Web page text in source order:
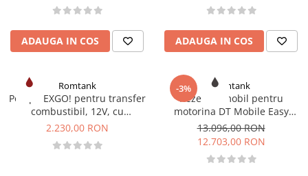
ADAUGA IN COS ADAUGA IN COS
Romtank
Pompa EXGO! pentru transfer
combustibil, 12V, cu
intrerupator on/off
2.230,00 RON
-3% Romtank
Rezervor mobil pentru
motorina DT Mobile Easy
Basic 980 l, BIPUMP 12V, 85
l/min, capac
13.096,00 RON
12.703,00 RON